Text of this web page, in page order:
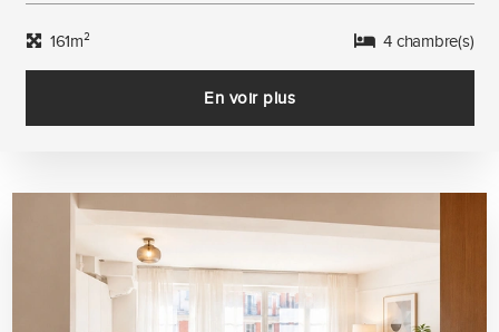
161m² 4 chambre(s)
En voir plus